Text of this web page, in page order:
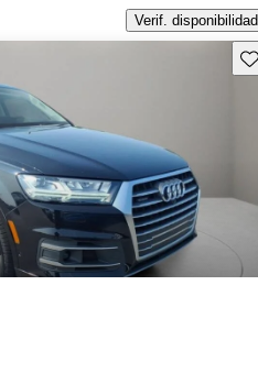
Verif. disponibilidad